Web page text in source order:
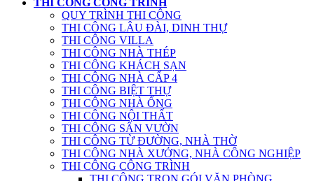
THI CÔNG CÔNG TRÌNH
QUY TRÌNH THI CÔNG
THI CÔNG LÂU ĐÀI, DINH THỰ
THI CÔNG VILLA
THI CÔNG NHÀ THÉP
THI CÔNG KHÁCH SẠN
THI CÔNG NHÀ CẤP 4
THI CÔNG BIỆT THỰ
THI CÔNG NHÀ ỐNG
THI CÔNG NỘI THẤT
THI CÔNG SÂN VƯỜN
THI CÔNG TỪ ĐƯỜNG, NHÀ THỜ
THI CÔNG NHÀ XƯỞNG, NHÀ CÔNG NGHIỆP
THI CÔNG CÔNG TRÌNH
THI CÔNG TRỌN GÓI VĂN PHÒNG